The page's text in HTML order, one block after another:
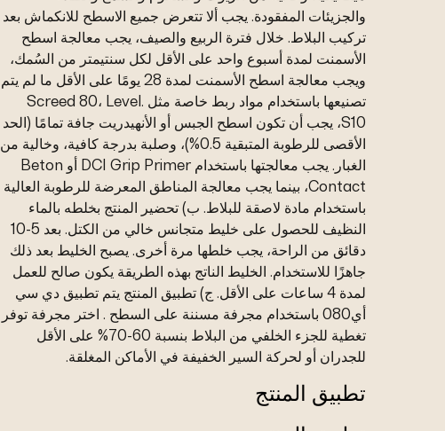
والجزيئات المفقودة. يجب ألا تتعرض جميع الاسطح للانكماش بعد
تركيب البلاط. خلال فترة الربيع والصيف، يجب معالجة اسطح
الأسمنت لمدة أسبوع واحد على الأقل لكل سنتيمتر من السُمك،
ويجب معالجة اسطح الأسمنت لمدة 28 يومًا على الأقل ما لم يتم
تصنيعها باستخدام مواد ربط خاصة مثل Screed 80، Level.
S10، يجب أن تكون اسطح الجبس أو الأنهيدريت جافة تمامًا (الحد
الأقصى للرطوبة المتبقية 0.5%)، وصلبة بدرجة كافية، وخالية من
الغبار. يجب معالجتها باستخدام DCI Grip Primer أو Beton
Contact، بينما يجب معالجة المناطق المعرضة للرطوبة العالية
باستخدام مادة لاصقة للبلاط. ب) تحضير المنتج بخلطه بالماء
النظيف للحصول على خليط متجانس خالي من الكتل. بعد 5-10
دقائق من الراحة، يجب خلطها مرة أخرى. يصبح الخليط بعد ذلك
جاهزًا للاستخدام. الخليط الناتج بهذه الطريقة يكون صالح للعمل
لمدة 4 ساعات على الأقل. ج) تطبيق المنتج يتم تطبيق دي سي
أي080 باستخدام مجرفة مسننة على السطح . اختر مجرفة توفر
تغطية للجزء الخلفي من البلاط بنسبة 60-70% على الأقل
للجدران أو لحركة السير الخفيفة في الأماكن المغلقة.
تطبيق المنتج